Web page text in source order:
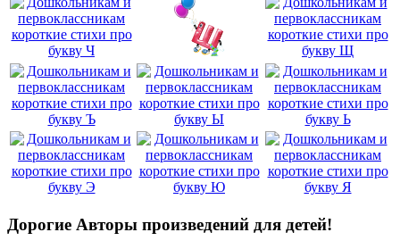
Дорогие Авторы произведений для детей!